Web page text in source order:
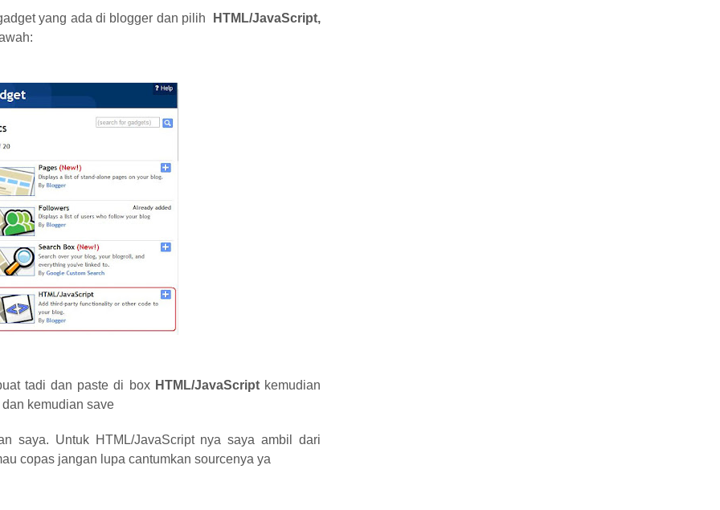
yang ada di blogger dan pilih
HTML/JavaScript,
tadi dan paste di box HTML/JavaScript kemudian
kemudian save
saya. Untuk HTML/JavaScript nya saya ambil dari
copas jangan lupa cantumkan sourcenya ya